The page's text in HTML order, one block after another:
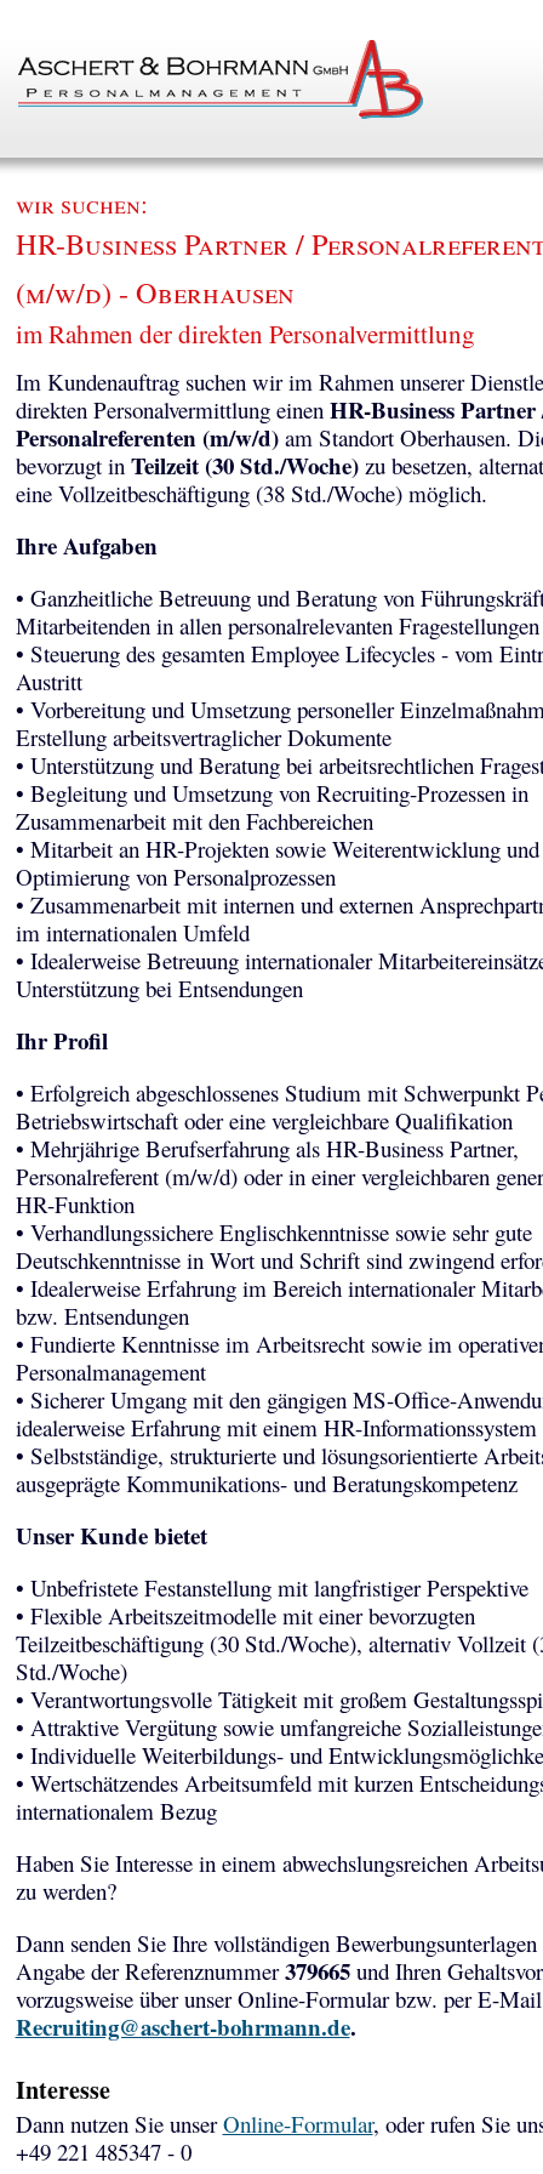
wir suchen:
HR-Business Partner /
(m/w/d) - Oberhausen
im Rahmen der direkten Personalvermittlung
Im Kundenauftrag suchen wir im Rahmen unserer
direkten Personalvermittlung einen HR-Business Partner
Personalreferenten (m/w/d)am Standort Oberhausen.
bevorzugt in Teilzeit (30 Std./Woche)zu besetzen,
eine Vollzeitbeschäftigung (38 Std./Woche) möglich.
Ihre Aufgaben
• Ganzheitliche Betreuung und Beratung von
Mitarbeitenden in allen personalrelevanten Fragestellungen
• Steuerung des gesamten Employee Lifecycles - vom
Austritt
• Vorbereitung und Umsetzung personeller
Erstellung arbeitsvertraglicher Dokumente
• Unterstützung und Beratung bei arbeitsrechtlichen
• Begleitung und Umsetzung von Recruiting-Prozessen in
Zusammenarbeit mit den Fachbereichen
• Mitarbeit an HR-Projekten sowie Weiterentwicklung und
Optimierung von Personalprozessen
• Zusammenarbeit mit internen und externen
im internationalen Umfeld
• Idealerweise Betreuung internationaler
Unterstützung bei Entsendungen
Ihr Profil
• Erfolgreich abgeschlossenes Studium mit Schwerpunkt
Betriebswirtschaft oder eine vergleichbare Qualifikation
• Mehrjährige Berufserfahrung als HR-Business Partner,
Personalreferent (m/w/d) oder in einer vergleichbaren
HR-Funktion
• Verhandlungssichere Englischkenntnisse sowie sehr gute
Deutschkenntnisse in Wort und Schrift sind zwingend
• Idealerweise Erfahrung im Bereich internationaler
bzw. Entsendungen
• Fundierte Kenntnisse im Arbeitsrecht sowie im
Personalmanagement
• Sicherer Umgang mit den gängigen MS-Office-
idealerweise Erfahrung mit einem HR-Informationssystem
• Selbstständige, strukturierte und lösungsorientierte
ausgeprägte Kommunikations- und Beratungskompetenz
Unser Kunde bietet
• Unbefristete Festanstellung mit langfristiger Perspektive
• Flexible Arbeitszeitmodelle mit einer bevorzugten
Teilzeitbeschäftigung (30 Std./Woche), alternativ Vollzeit
Std./Woche)
• Verantwortungsvolle Tätigkeit mit großem
• Attraktive Vergütung sowie umfangreiche
• Individuelle Weiterbildungs- und
• Wertschätzendes Arbeitsumfeld mit kurzen
internationalem Bezug
Haben Sie Interesse in einem abwechslungsreichen
zu werden?
Dann senden Sie Ihre vollständigen Bewerbungsunterlagen
Angabe der Referenznummer379665und Ihren
vorzugsweise über unser Online-Formular bzw. per E-
Recruiting@aschert-bohrmann.de.
Interesse
Dann nutzen Sie unserOnline-Formular, oder rufen Sie
+49 221 485347 - 0